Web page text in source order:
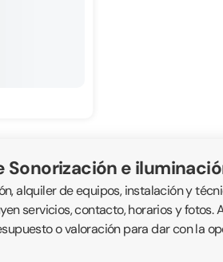
Sonorización e
alquiler de equipos, instalación y
servicios, contacto, horarios y
o valoración para dar con la